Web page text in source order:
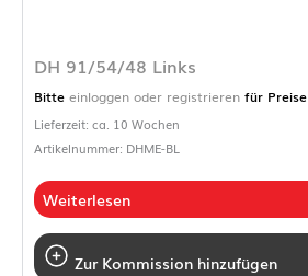
DH 91/54/48 Links
Bitte einloggen oder registrieren für Preise
Lieferzeit: ca. 10 Wochen
Artikelnummer: DHME-BL
Weiterlesen
Zur Kommission hinzufügen